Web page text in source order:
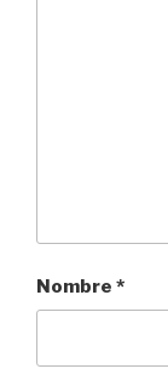
Nombre *